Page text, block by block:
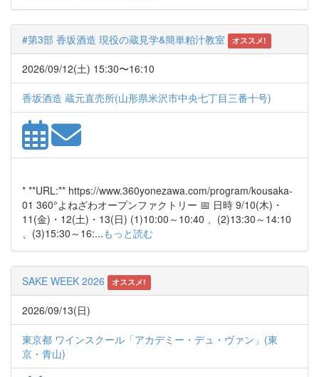
#第3部 香坂酒造 現役の蔵見学&簡単粕汁教室 オススメ!
2026/09/12(土) 15:30〜16:10
香坂酒造 蔵元直売所(山形県米沢市中央七丁目三番十号)
* **URL:** https://www.360yonezawa.com/program/kousaka-
01 360°よねざわオープンファクトリー 📅 日時 9/10(木)・
11(金)・12(土)・13(日) (1)10:00～10:40 、(2)13:30～14:10
、(3)15:30～16:...もっと読む
SAKE WEEK 2026 オススメ!
2026/09/13(日)
東京都 ワインスクール「アカデミー・デュ・ヴァン」(東
京・青山)